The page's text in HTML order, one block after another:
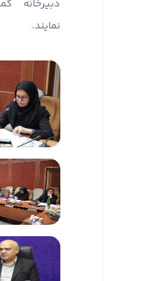
دبیرخانه
نمایند.